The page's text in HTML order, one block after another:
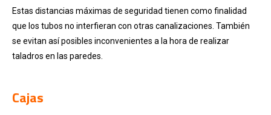
Estas distancias máximas de seguridad tienen como finalidad
que los tubos no interfieran con otras canalizaciones. También
se evitan así posibles inconvenientes a la hora de realizar
taladros en las paredes.
Cajas